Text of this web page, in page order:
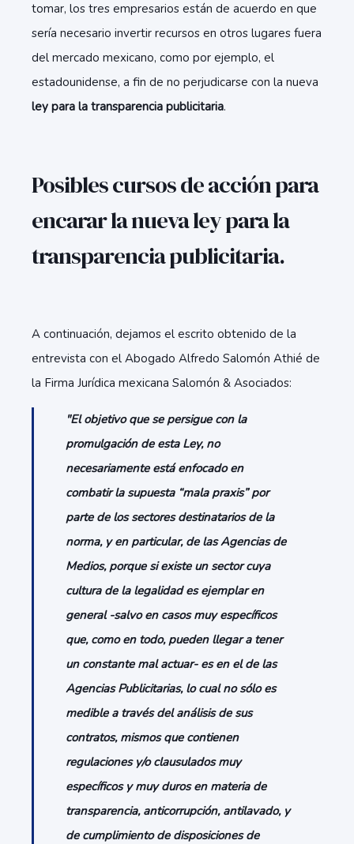
tomar, los tres empresarios están de acuerdo en que
sería necesario invertir recursos en otros lugares fuera
del mercado mexicano, como por ejemplo, el
estadounidense, a fin de no perjudicarse con la nueva
ley para la transparencia publicitaria.
Posibles cursos de acción para
encarar la nueva ley para la
transparencia publicitaria.
A continuación, dejamos el escrito obtenido de la
entrevista con el Abogado Alfredo Salomón Athié de
la Firma Jurídica mexicana Salomón & Asociados:
"El objetivo que se persigue con la
promulgación de esta Ley, no
necesariamente está enfocado en
combatir la supuesta “mala praxis” por
parte de los sectores destinatarios de la
norma, y en particular, de las Agencias de
Medios, porque si existe un sector cuya
cultura de la legalidad es ejemplar en
general -salvo en casos muy específicos
que, como en todo, pueden llegar a tener
un constante mal actuar- es en el de las
Agencias Publicitarias, lo cual no sólo es
medible a través del análisis de sus
contratos, mismos que contienen
regulaciones y/o clausulados muy
específicos y muy duros en materia de
transparencia, anticorrupción, antilavado, y
de cumplimiento de disposiciones de